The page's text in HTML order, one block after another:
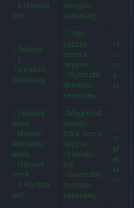
- 1 Hárítási
erő
mozgási
sebesség
- Sebzés
- 1
Támadási
sebesség
- Több
sebzés
ennél a
tárgynál
- Gyorsabb
támadási
sebesség
-
-
a
- Védelmi
érték
- Minden
ellenállási
érték
- Hárítási
érték
- 1 Hárítási
erő
- Megnövelt
hárítási
érték erre a
tárgyra
- Hárítási
erő
- Gyorsabb
mozgási
sebesség
- Ha a
eltalál